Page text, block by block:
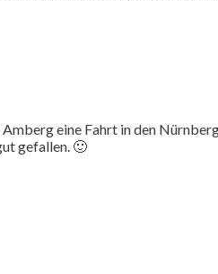
eine Fahrt in den
gefallen. 🙂